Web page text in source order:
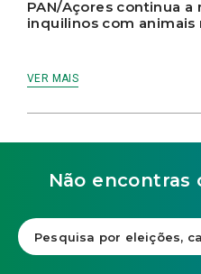
PAN/Açores continua
inquilinos com
VER MAIS
Não encontras